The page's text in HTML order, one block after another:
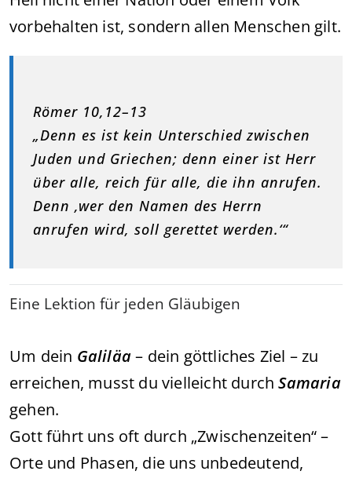
vorbehalten ist, sondern allen Menschen gilt.
Römer 10,12–13
„Denn es ist kein Unterschied zwischen
Juden und Griechen; denn einer ist Herr
über alle, reich für alle, die ihn anrufen.
Denn ‚wer den Namen des Herrn
anrufen wird, soll gerettet werden.‘“
Eine Lektion für jeden Gläubigen
Um dein Galiläa– dein göttliches Ziel – zu
erreichen, musst du vielleicht durchSamaria
gehen.
Gott führt uns oft durch „Zwischenzeiten“ –
Orte und Phasen, die uns unbedeutend,